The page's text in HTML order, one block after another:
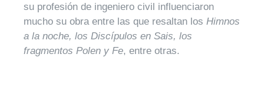
su profesión de ingeniero civil influenciaron
mucho su obra entre las que resaltan los Himnos
a la noche, los Discípulos en Sais, los
fragmentos Polen y Fe, entre otras.